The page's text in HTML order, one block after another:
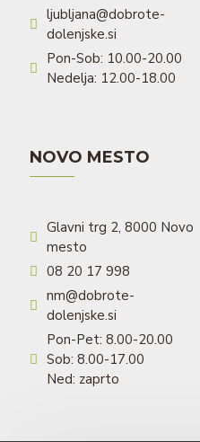
ljubljana@dobrote-
dolenjske.si
Pon-Sob: 10.00-20.00
Nedelja: 12.00-18.00
NOVO MESTO
Glavni trg 2, 8000 Novo
mesto
08 20 17 998
nm@dobrote-
dolenjske.si
Pon-Pet: 8.00-20.00
Sob: 8.00-17.00
Ned: zaprto